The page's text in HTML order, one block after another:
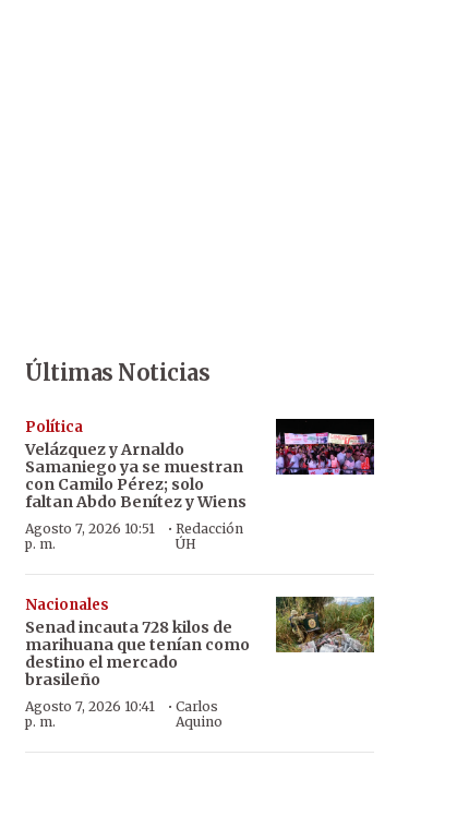
Últimas Noticias
Política
Velázquez y Arnaldo
Samaniego ya se muestran
con Camilo Pérez; solo
faltan Abdo Benítez y Wiens
Agosto 7, 2026 10:51
p. m.
·Redacción
ÚH
Nacionales
Senad incauta 728 kilos de
marihuana que tenían como
destino el mercado
brasileño
Agosto 7, 2026 10:41
p. m.
· Carlos
Aquino